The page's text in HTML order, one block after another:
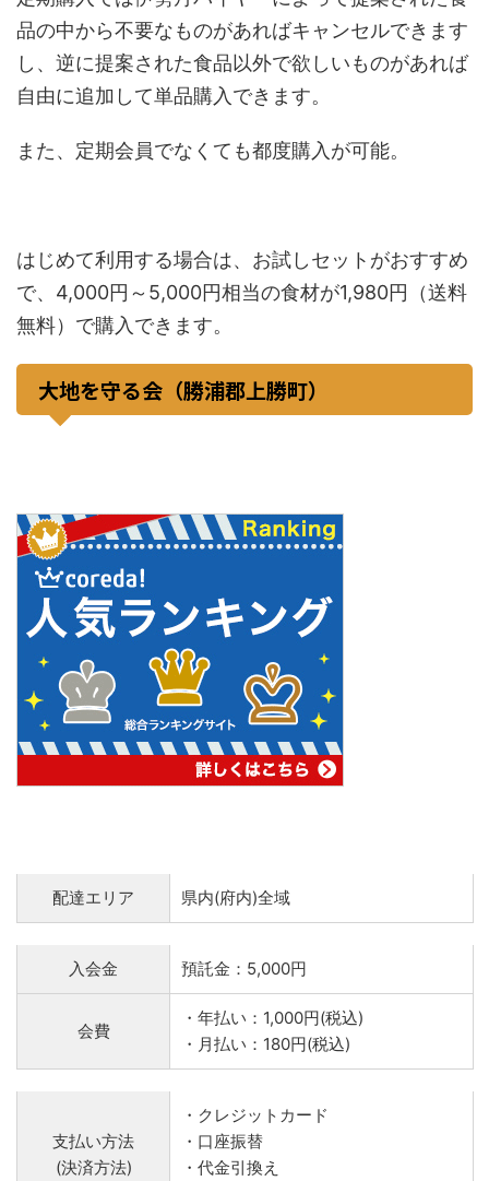
品の中から不要なものがあればキャンセルできます
し、逆に提案された食品以外で欲しいものがあれば
自由に追加して単品購入できます。
また、定期会員でなくても都度購入が可能。
はじめて利用する場合は、お試しセットがおすすめ
で、4,000円～5,000円相当の食材が1,980円（送料
無料）で購入できます。
大地を守る会（勝浦郡上勝町）
配達エリア 県内(府内)全域
入会金 預託金：5,000円
会費
・年払い：1,000円(税込)
・月払い：180円(税込)
支払い方法
(決済方法)
・クレジットカード
・口座振替
・代金引換え